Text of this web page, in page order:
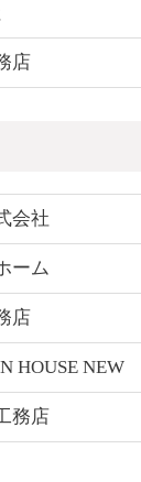
店
会社
ーム
店
HOUSE NEW
務店